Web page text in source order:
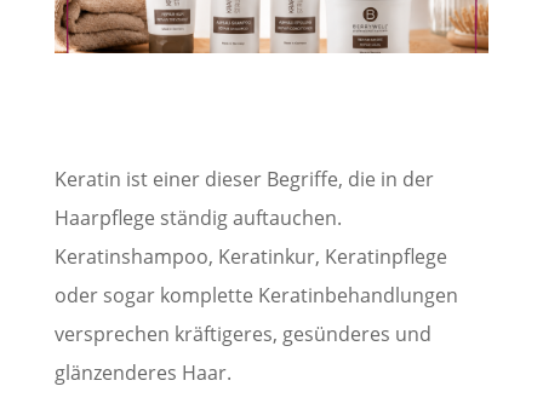
Keratin ist einer dieser Begriffe, die in der
Haarpflege ständig auftauchen.
Keratinshampoo, Keratinkur, Keratinpflege
oder sogar komplette Keratinbehandlungen
versprechen kräftigeres, gesünderes und
glänzenderes Haar.